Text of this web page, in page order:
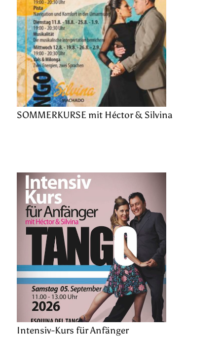
SOMMERKURSE mit Héctor & Silvina
Intensiv-Kurs für Anfänger